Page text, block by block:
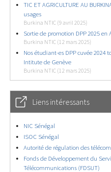
TIC ET AGRICULTURE AU
usages
Burkina NTIC (9 avril 2025)
Sortie de promotion DPP 2025 en
Burkina NTIC (12 mars 2025)
Nos étudiant-es DPP cuvée 2024
Intitute de Genève
Burkina NTIC (12 mars 2025)
Liens intéressants
NIC Sénégal
ISOC Sénégal
Autorité de régulation des
Fonds de Développement du
Télécommunications (FDSUT)